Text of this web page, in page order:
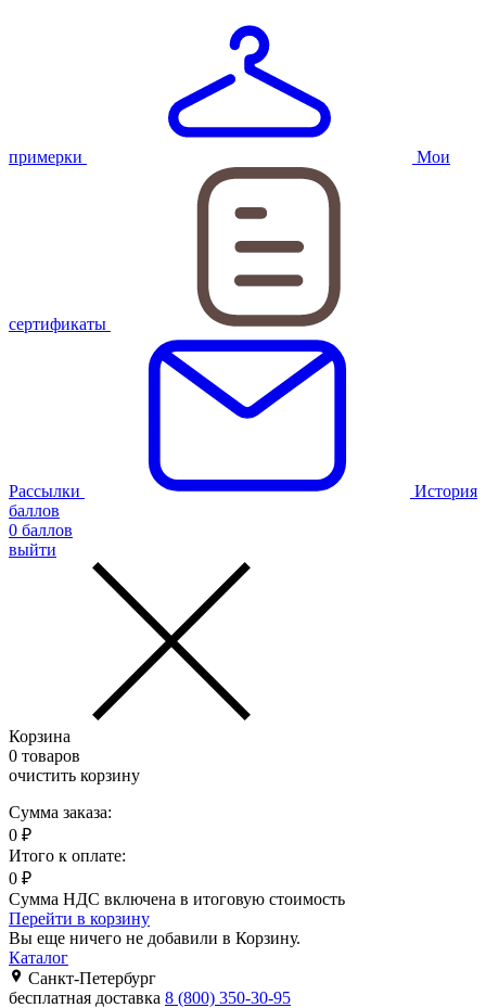
примерки Мои
сертификаты
Рассылки
История
баллов
0 баллов
выйти
Корзина
0 товаров
очистить корзину
Сумма заказа:
0 ₽
Итого к оплате:
0 ₽
Сумма НДС включена в итоговую стоимость
Перейти в корзину
Вы еще ничего не добавили в Корзину.
Каталог
Санкт-Петербург
бесплатная доставка 8 (800) 350-30-95